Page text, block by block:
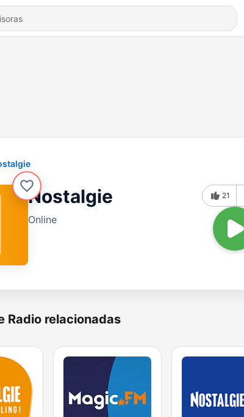
Nostalgie
Online
21
Radio relacionadas